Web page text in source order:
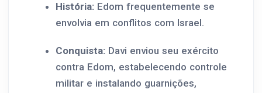
História: Edom frequentemente se
envolvia em conflitos com Israel.
Conquista: Davi enviou seu exército
contra Edom, estabelecendo controle
militar e instalando guarnições,